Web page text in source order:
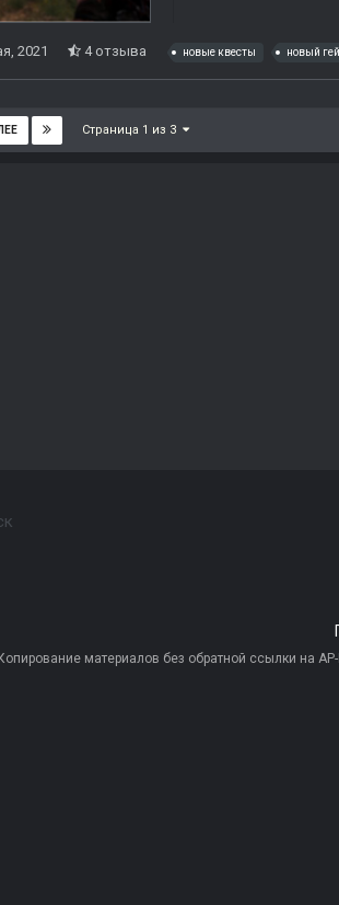
2021 4 отзыва новые квесты новый
Страница 1 из 3
Копирование материалов без обратной ссылки на